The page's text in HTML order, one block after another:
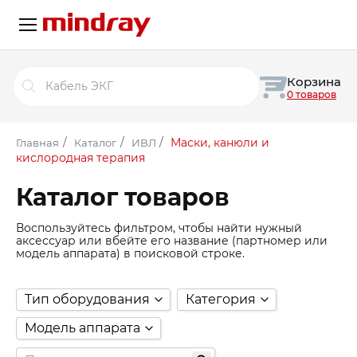
товаров
Корзина
0 товаров
Главная / Каталог / ИВЛ / Маски, канюли и
кислородная терапия
Каталог товаров
Воспользуйтесь фильтром, чтобы найти нужный
аксессуар или вбейте его название (партномер или
модель аппарата) в поисковой строке.
Тип оборудования
Хирургия(187)
Категория
Модель аппарата